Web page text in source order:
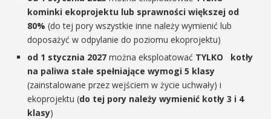
kominki ekoprojektu lub sprawności większej od
80% (do tej pory wszystkie inne należy wymienić lub
doposażyć w odpylanie do poziomu ekoprojektu)
od 1 stycznia 2027 można eksploatować TYLKO kotły
na paliwa stałe spełniające wymogi 5 klasy
(zainstalowane przez wejściem w życie uchwały) i
ekoprojektu (do tej pory należy wymienić kotły 3 i 4
klasy)